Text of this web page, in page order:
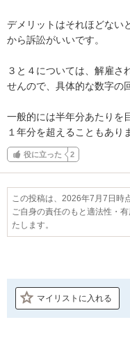
デメリットはそれほどない
から訴訟がいいです。
３と４については、解雇さ
せんので、具体的な数字の
一般的には半年分あたりを
１年分を超えることもあり
役に立った 2
この投稿は、2026年7月7日時
ご自身の責任のもと適法性・
たします。
マイリストに入れる